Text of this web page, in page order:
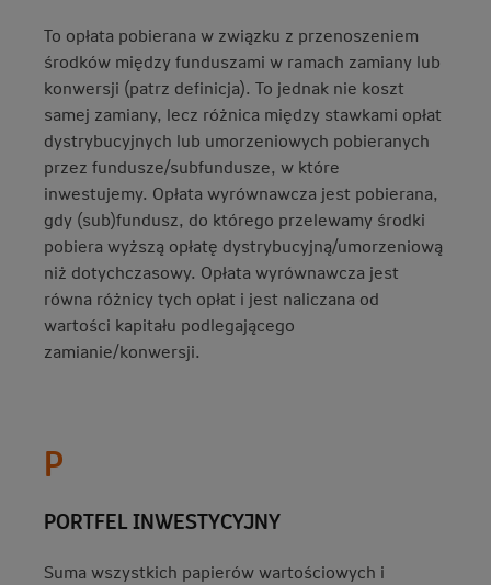
To opłata pobierana w związku z przenoszeniem
środków między funduszami w ramach zamiany lub
konwersji (patrz definicja). To jednak nie koszt
samej zamiany, lecz różnica między stawkami opłat
dystrybucyjnych lub umorzeniowych pobieranych
przez fundusze/subfundusze, w które
inwestujemy. Opłata wyrównawcza jest pobierana,
gdy (sub)fundusz, do którego przelewamy środki
pobiera wyższą opłatę dystrybucyjną/umorzeniową
niż dotychczasowy. Opłata wyrównawcza jest
równa różnicy tych opłat i jest naliczana od
wartości kapitału podlegającego
zamianie/konwersji.
P
PORTFEL INWESTYCYJNY
Suma wszystkich papierów wartościowych i